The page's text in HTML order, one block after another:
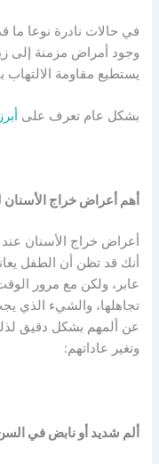
في حالات نادرة نوعا ما
وجود أمراض مزمنة إلى
يستطيع مقاومة الالتهاب
بشكل عام تعرف على
أهم أعراض خراج الأسنان
أعراض خراج الأسنان
أنك قد تظن أن الطفل
عابر، ولكن مع مرور
تجاهلها، والشيء الذي
عن ألمهم بشكل دقيق
وتغير عاداتهم:
ألم شديد أو نابض في